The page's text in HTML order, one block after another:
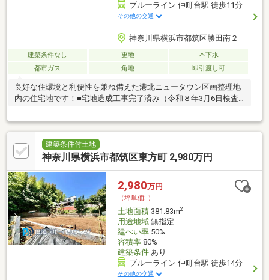
ブルーライン 仲町台駅 徒歩11分
その他の交通
神奈川県横浜市都筑区勝田南２
建築条件なし 更地
本下水
都市ガス
角地 即引渡し可
良好な住環境と利便性を兼ね備えた港北ニュータウン区画整理地
内の住宅地です！■宅地造成工事完了済み（令和８年3月6日検査
ガス）は各区画それぞれに引き込み済み。
建築条件付土地
神奈川県横浜市都筑区東方町 2,980万円
2,980万円
（坪単価:-）
土地面積381.83m2
用途地域無指定
建ぺい率50%
容積率80%
建築条件あり
ブルーライン 仲町台駅 徒歩14分
その他の交通